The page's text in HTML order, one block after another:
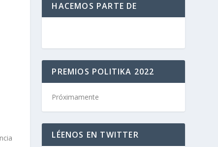
HACEMOS PARTE DE
PREMIOS POLITIKA 2022
Próximamente
LÉENOS EN TWITTER